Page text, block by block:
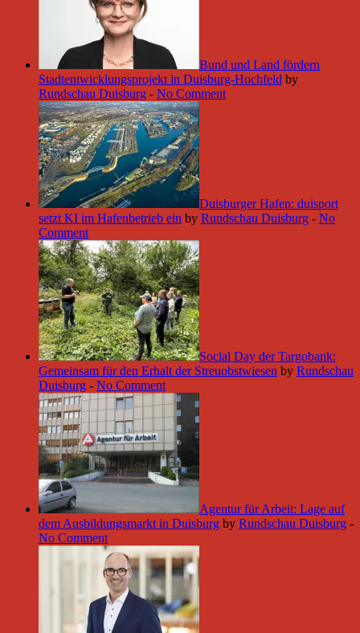
Bund und Land fördern
Stadtentwicklungsprojekt in Duisburg-Hochfeld by
Rundschau Duisburg - No Comment
Duisburger Hafen: duisport
setzt KI im Hafenbetrieb ein by Rundschau Duisburg - No
Comment
Social Day der Targobank:
Gemeinsam für den Erhalt der Streuobstwiesen by Rundschau
Duisburg - No Comment
Agentur für Arbeit: Lage auf
dem Ausbildungsmarkt in Duisburg by Rundschau Duisburg -
No Comment